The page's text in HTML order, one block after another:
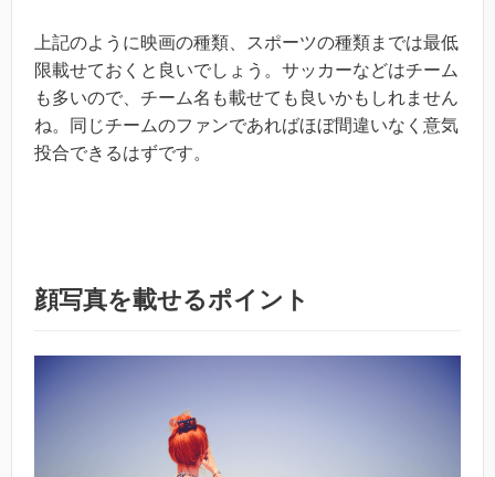
上記のように映画の種類、スポーツの種類までは最低
限載せておくと良いでしょう。サッカーなどはチーム
も多いので、チーム名も載せても良いかもしれません
ね。同じチームのファンであればほぼ間違いなく意気
投合できるはずです。
顔写真を載せるポイント